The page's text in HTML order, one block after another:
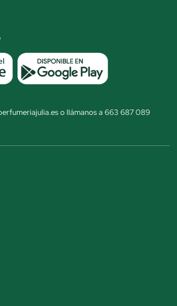
o llámanos a 663 687 089